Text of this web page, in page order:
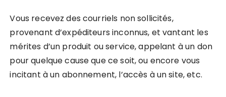
Vous recevez des courriels non sollicités,
provenant d’expéditeurs inconnus, et vantant les
mérites d’un produit ou service, appelant à un don
pour quelque cause que ce soit, ou encore vous
incitant à un abonnement, l’accès à un site, etc.